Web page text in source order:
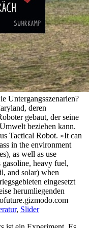
Untergangsszenarien?
deren
gebaut, der seine
beziehen kann.
Tactical Robot. »It can
in the environment
as well as use
heavy fuel,
and solar) when
eingesetzt
herumliegenden
, Slider